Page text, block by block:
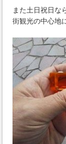
また土日祝日な
街観光の中心地